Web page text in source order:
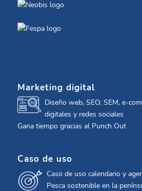
Marketing digital
Diseño web, SEO, SEM, e-
digitales y redes sociales
Gana tiempo gracias al Punch Out
Caso de uso
Caso de uso calendario y
Pesca sostenible en la